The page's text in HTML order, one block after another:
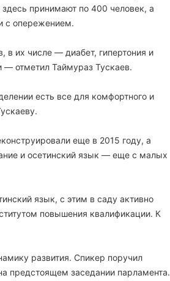
принимают по 400 человек, а
с опережением.
в их числе — диабет, гипертония и
— отметил Таймураз Тускаев.
есть все для комфортного и
еще в 2015 году, а
и осетинский язык — еще с малых
язык, с этим в саду активно
повышения квалификации. К
развития. Спикер поручил
предстоящем заседании парламента.